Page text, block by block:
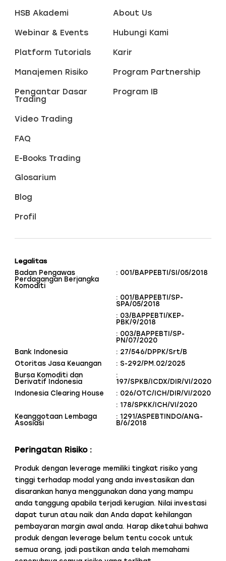
HSB Akademi
Webinar & Events
Platform Tutorials
Manajemen Risiko
Pengantar Dasar
Trading
Video Trading
FAQ
E-Books Trading
Glosarium
Blog
Profil
About Us
Hubungi Kami
Karir
Program Partnership
Program IB
Legalitas
Badan Pengawas
Perdagangan Berjangka
Komoditi
: 001/BAPPEBTI/SI/05/2018
: 001/BAPPEBTI/SP-
SPA/05/2018
: 03/BAPPEBTI/KEP-
PBK/9/2018
: 003/BAPPEBTI/SP-
PN/07/2020
Bank Indonesia
: 27/546/DPPK/Srt/B
Otoritas Jasa Keuangan
: S-292/PM.02/2025
Bursa Komoditi dan
Derivatif Indonesia
:
197/SPKB/ICDX/DIR/VI/2020
Indonesia Clearing House
: 026/OTC/ICH/DIR/VI/2020
: 178/SPKK/ICH/VI/2020
Keanggotaan Lembaga
Asosiasi
: 1291/ASPEBTINDO/ANG-
B/6/2018
Peringatan Risiko :
Produk dengan leverage memiliki tingkat risiko yang
tinggi terhadap modal yang anda investasikan dan
disarankan hanya menggunakan dana yang mampu
anda tanggung apabila terjadi kerugian. Nilai investasi
dapat turun atau naik dan Anda dapat kehilangan
pembayaran margin awal anda. Harap diketahui bahwa
produk dengan leverage belum tentu cocok untuk
semua orang, jadi pastikan anda telah memahami